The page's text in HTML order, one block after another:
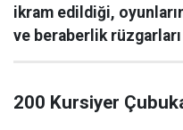
ikram edildiği,
ve beraberlik
200 Kursiyer